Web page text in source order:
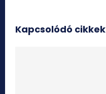
Kapcsolódó cikkek